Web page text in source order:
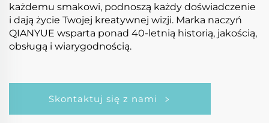
każdemu smakowi, podnoszą każdy doświadczenie
i dają życie Twojej kreatywnej wizji. Marka naczyń
QIANYUE wsparta ponad 40-letnią historią, jakością,
obsługą i wiarygodnością.
Skontaktuj się z nami